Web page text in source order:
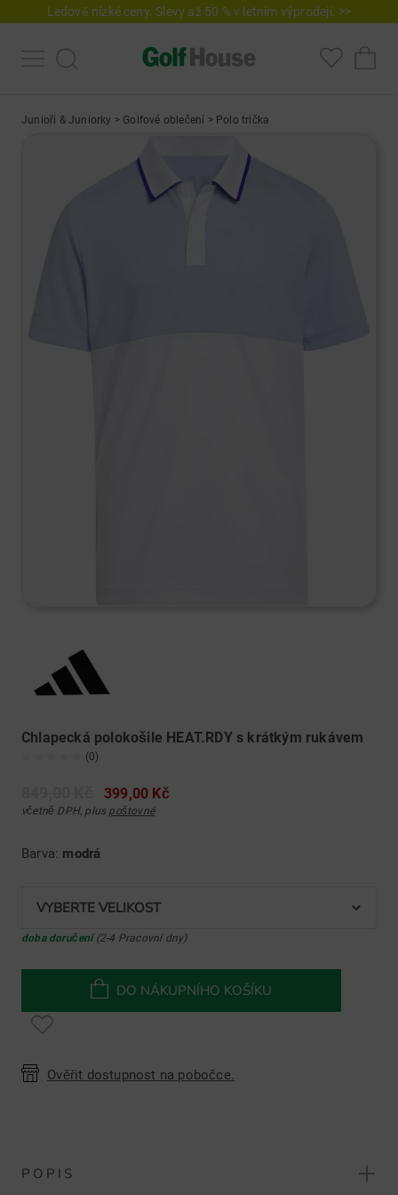
Ledově nízké ceny. Slevy až 50 % v letním výprodeji. >>
Junioři & Juniorky > Golfové oblečení > Polo trička
Chlapecká polokošile HEAT.RDY s krátkým rukávem
(0)
399,00 Kč
včetně DPH, plus poštovné
Barva: modrá
VYBERTE VELIKOST
doba doručení(2-4 Pracovní dny)
DO NÁKUPNÍHO KOŠÍKU
Ověřit dostupnost na pobočce.
POPIS